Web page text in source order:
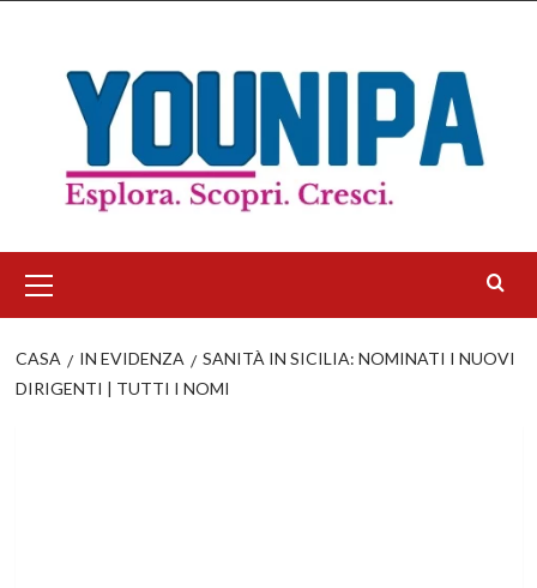
contenuto
principale
CASA IN EVIDENZA
SANITÀ IN SICILIA: NOMINATI I NUOVI
DIRIGENTI | TUTTI I NOMI